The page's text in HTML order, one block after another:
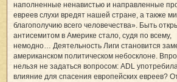
наполненные ненавистью и направленные
евреев слухи вредят нашей стране, а также
благополучию всего человечества». Быть
антисемитом в Америке стало, судя по всему,
немодно… Деятельность Лиги становится
американском политическом небосклоне.
нельзя не задаться вопросом: ADL
влияние для спасения европейских евреев?